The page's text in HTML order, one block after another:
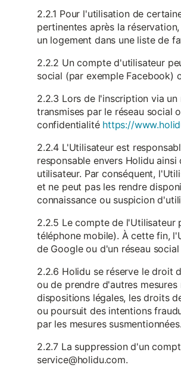
2.2.1 Pour l'utilisation de
pertinentes après la
un logement dans une liste de
2.2.2 Un compte d'utilisateur
social (par exemple Facebook)
2.2.3 Lors de l'inscription via
transmises par le réseau social
confidentialité https://
2.2.4 L'Utilisateur est
responsable envers Holidu
utilisateur. Par conséquent,
et ne peut pas les rendre
connaissance ou suspicion
2.2.5 Le compte de l'Utilisateur
téléphone mobile). À cette fin,
de Google ou d'un réseau
2.2.6 Holidu se réserve le droit
ou de prendre d'autres
dispositions légales, les droits
ou poursuit des intentions
par les mesures susmentionnées.
2.2.7 La suppression d'un
service@holidu.com.